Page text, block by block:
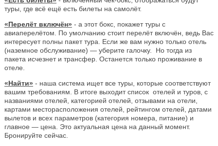
туры, где всё ещё есть билеты на самолёт.
«Перелёт включён» - а этот бокс, покажет туры с
авиаперелётом. По умолчанию стоит перелёт включён, ведь Вас
интересует полны пакет тура. Если же вам нужно только отель
(наземное обслуживание) — уберите галочку. Но тогда из
пакета исчезнет и трансфер. Останется только проживание в
отеле.
«Найти» - наша система ищет все туры, которые соответствуют
вашим требованиям. В итоге выходит список отелей и туров, с
названиями отелей, категорией отелей, отзывами на отели,
картами месторасположения отелей, рейтингом отелей, датами
вылетов и всех параметров (категория номера, питание) и
главное — цена. Это актуальная цена на данный момент.
Бронируйте сейчас.